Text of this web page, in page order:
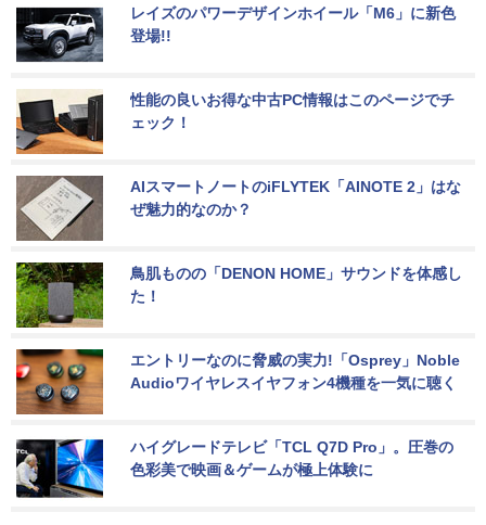
レイズのパワーデザインホイール「M6」に新色
登場!!
性能の良いお得な中古PC情報はこのページでチ
ェック！
AIスマートノートのiFLYTEK「AINOTE 2」はな
ぜ魅力的なのか？
鳥肌ものの「DENON HOME」サウンドを体感し
た！
エントリーなのに脅威の実力!「Osprey」Noble
Audioワイヤレスイヤフォン4機種を一気に聴く
ハイグレードテレビ「TCL Q7D Pro」。圧巻の
色彩美で映画＆ゲームが極上体験に